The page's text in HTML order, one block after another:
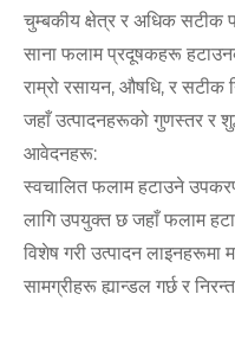
चुम्बकीय क्षेत्र र अधिक सटीक
साना फलाम प्रदूषकहरू
राम्रो रसायन, औषधि, र सटीक
जहाँ उत्पादनहरूको गुणस्तर र
आवेदनहरू:
स्वचालित फलाम हटाउने
लागि उपयुक्त छ जहाँ फलाम
विशेष गरी उत्पादन लाइनहरूमा
सामग्रीहरू ह्यान्डल गर्छ र